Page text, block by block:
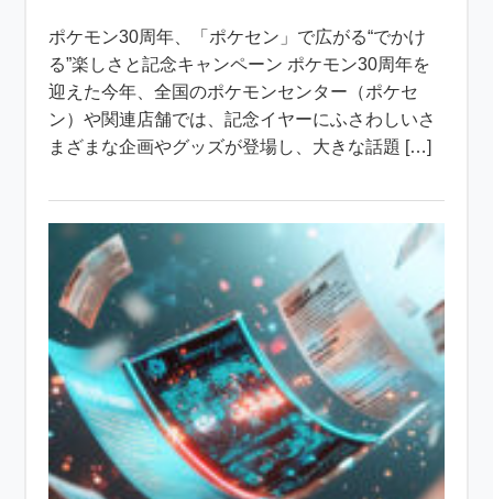
ポケモン30周年、「ポケセン」で広がる“でかけ
る”楽しさと記念キャンペーン ポケモン30周年を
迎えた今年、全国のポケモンセンター（ポケセ
ン）や関連店舗では、記念イヤーにふさわしいさ
まざまな企画やグッズが登場し、大きな話題 […]